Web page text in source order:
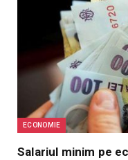
ECONOMIE
Salariul minim pe